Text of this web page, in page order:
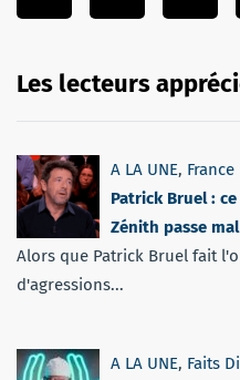
Les lecteurs
A LA UNE, France
Patrick Bruel :
Zénith passe mal
Alors que Patrick Bruel fait
d'agressions...
A LA UNE, Faits